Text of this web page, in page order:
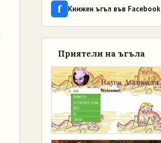
f Книжен ъгъл във Facebook
Приятели на ъгъла